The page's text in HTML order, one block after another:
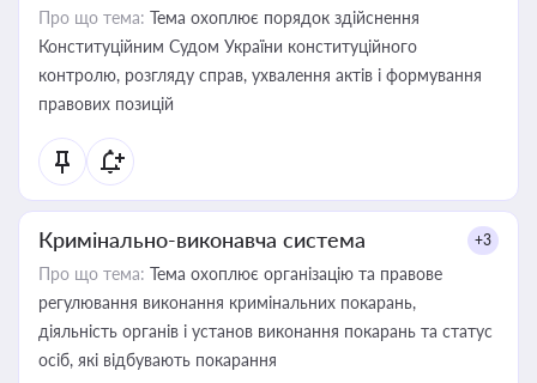
Про що тема: Тема охоплює порядок здійснення
Конституційним Судом України конституційного
контролю, розгляду справ, ухвалення актів і формування
правових позицій
Кримінально-виконавча система +3
Про що тема: Тема охоплює організацію та правове
регулювання виконання кримінальних покарань,
діяльність органів і установ виконання покарань та статус
осіб, які відбувають покарання